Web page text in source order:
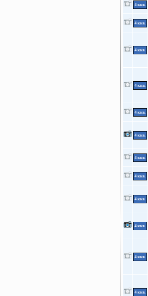
4 ккв.
4 ккв.
4 ккв.
4 ккв.
4 ккв.
4 ккв.
4 ккв.
4 ккв.
4 ккв.
4 ккв.
4 ккв.
4 ккв.